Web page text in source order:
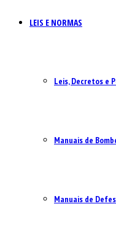
LEIS E NORMAS
Leis, Decretos e
Manuais de
Manuais de